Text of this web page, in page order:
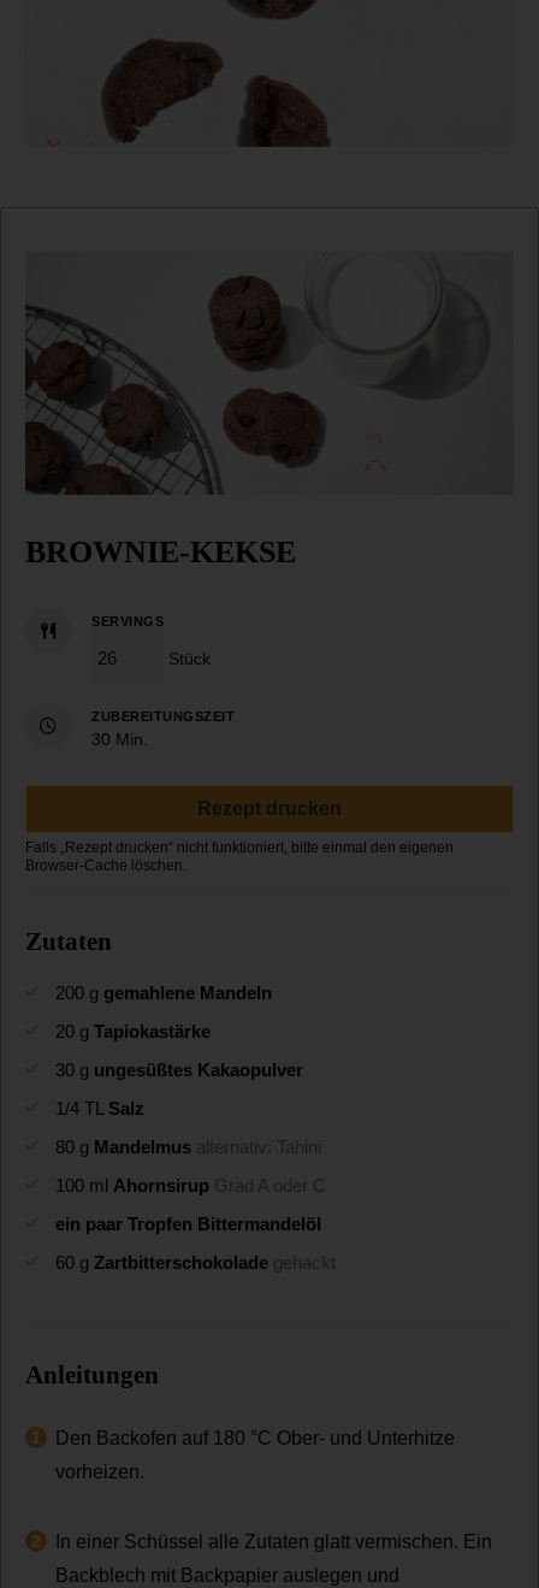
BROWNIE-KEKSE
SERVINGS
Stück
ZUBEREITUNGSZEIT
30 Minuten
Min.
Rezept drucken
Zutaten
200 g gemahlene Mandeln
20 g Tapiokastärke
30 g ungesüßtes Kakaopulver
1/4 TL Salz
80 g Mandelmus alternativ: Tahini
100 ml Ahornsirup Grad A oder C
ein paar Tropfen Bittermandelöl
60 g Zartbitterschokolade gehackt
Anleitungen
Den Backofen auf 180 °C Ober- und Unterhitze
vorheizen.
In einer Schüssel alle Zutaten glatt vermischen. Ein
Backblech mit Backpapier auslegen und